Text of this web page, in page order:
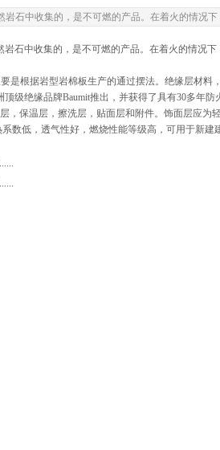
岩石中收集的，是不可燃的产品。在着火的情况
中收集的，是不可燃的产品。在着火的情况下
根据岩型岩棉板生产的通过摆法。绝缘层材料
级绝缘品牌Baumit推出，并获得了具有30多年
保温层，擦洗层，贴面层和附件。饰面层应为
低，透气性好，燃烧性能等级高，可用于新建